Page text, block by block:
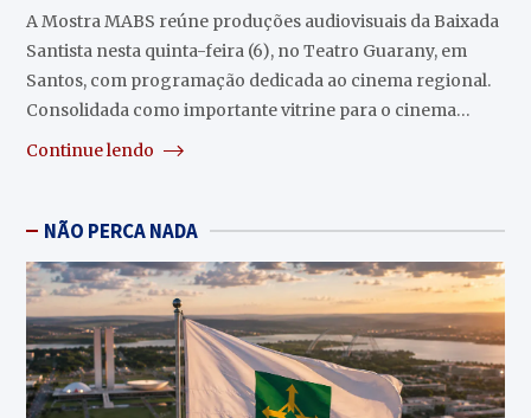
A Mostra MABS reúne produções audiovisuais da Baixada
Santista nesta quinta-feira (6), no Teatro Guarany, em
Santos, com programação dedicada ao cinema regional.
Consolidada como importante vitrine para o cinema…
Continue lendo
NÃO PERCA NADA